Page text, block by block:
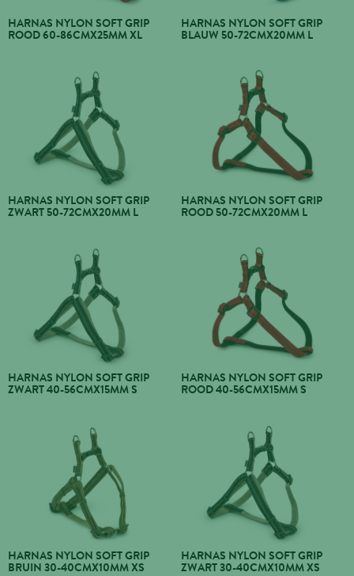
HARNAS NYLON SOFT GRIP
ROOD 60-86CMX25MM XL
HARNAS NYLON SOFT GRIP
BLAUW 50-72CMX20MM L
HARNAS NYLON SOFT GRIP
ZWART 50-72CMX20MM L
HARNAS NYLON SOFT GRIP
ROOD 50-72CMX20MM L
HARNAS NYLON SOFT GRIP
ZWART 40-56CMX15MM S
HARNAS NYLON SOFT GRIP
ROOD 40-56CMX15MM S
HARNAS NYLON SOFT GRIP
BRUIN 30-40CMX10MM XS
HARNAS NYLON SOFT GRIP
ZWART 30-40CMX10MM XS